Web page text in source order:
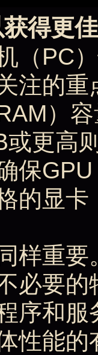
得更
（PC
注的
）
更高
保
的显
样重
必要
序和
性能